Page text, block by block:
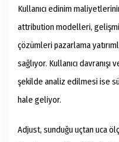
Kullanıcı edinim
attribution modelleri,
çözümleri pazarlama
sağlıyor. Kullanıcı
şekilde analiz edilmesi ise
hale geliyor.
Adjust, sunduğu uçtan uca